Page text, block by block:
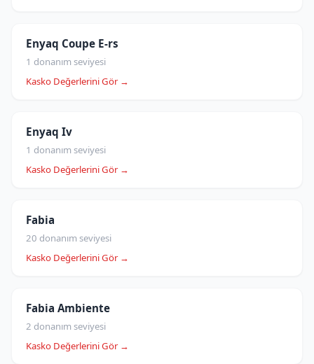
Enyaq Coupe E-rs
1 donanım seviyesi
Kasko Değerlerini Gör →
Enyaq Iv
1 donanım seviyesi
Kasko Değerlerini Gör →
Fabia
20 donanım seviyesi
Kasko Değerlerini Gör →
Fabia Ambiente
2 donanım seviyesi
Kasko Değerlerini Gör →